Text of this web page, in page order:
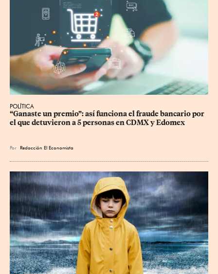
POLÍTICA
“Ganaste un premio”: así funciona el fraude bancario por
el que detuvieron a 5 personas en CDMX y Edomex
Por Redacción El Economista